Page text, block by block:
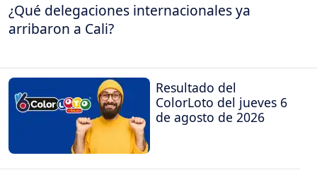
¿Qué delegaciones internacionales ya
arribaron a Cali?
Resultado del
ColorLoto del jueves 6
de agosto de 2026